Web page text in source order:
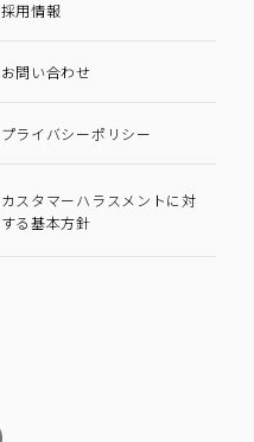
採用情報
お問い合わせ
プライバシーポリシー
カスタマーハラスメントに対
する基本方針